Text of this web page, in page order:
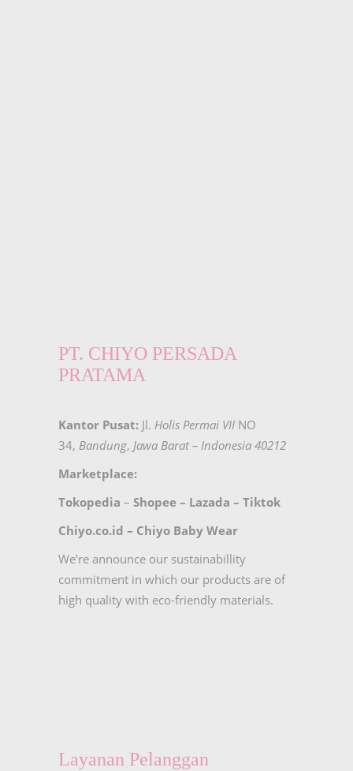
PT. CHIYO PERSADA
PRATAMA
Kantor Pusat: Jl. Holis Permai VII NO
34, Bandung, Jawa Barat – Indonesia 40212
Marketplace:
Tokopedia – Shopee – Lazada – Tiktok
Chiyo.co.id – Chiyo Baby Wear
We’re announce our sustainabillity
commitment in which our products are of
high quality with eco-friendly materials.
Layanan Pelanggan